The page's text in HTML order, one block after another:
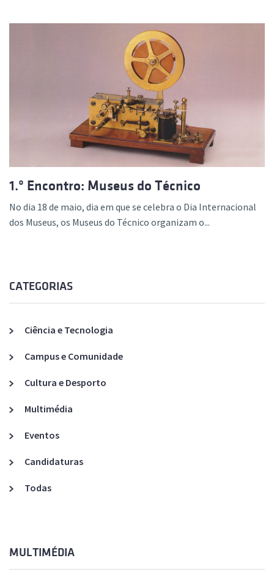
1.º Encontro: Museus do Técnico
No dia 18 de maio, dia em que se celebra o Dia Internacional
dos Museus, os Museus do Técnico organizam o...
CATEGORIAS
Ciência e Tecnologia
Campus e Comunidade
Cultura e Desporto
Multimédia
Eventos
Candidaturas
Todas
MULTIMÉDIA